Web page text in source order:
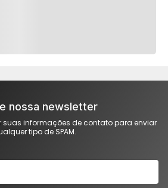
nossa newsletter
suas informações de contato para enviar
tipo de SPAM.